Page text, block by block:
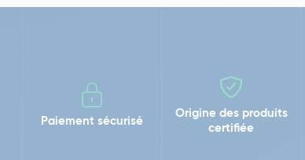
Paiement sécurisé
Origine des produits
certifiée